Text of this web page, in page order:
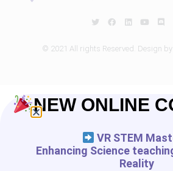
© 2021 All rights Reserved. Design
NEW ONLINE
VR STEM
Enhancing Science
Reality